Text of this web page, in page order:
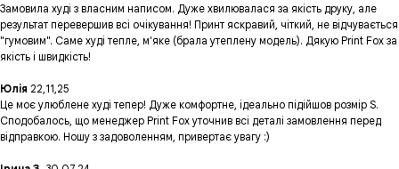
Замовила худі з власним написом. Дуже хвилювалася за якість друку, але
результат перевершив всі очікування! Принт яскравий, чіткий, не відчувається
"гумовим". Саме худі тепле, м'яке (брала утеплену модель). Дякую Print Fox за
якість і швидкість!
Юлія 22,11,25
Це моє улюблене худі тепер! Дуже комфортне, ідеально підійшов розмір S.
Сподобалось, що менеджер Print Fox уточнив всі деталі замовлення перед
відправкою. Ношу з задоволенням, привертає увагу :)